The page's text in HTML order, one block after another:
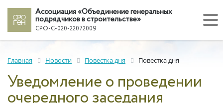
Ассоциация «Объединение генеральных
подрядчиков в строительстве»
СРО-С-020-22072009
Главная Новости Повестка дня Повестка дня
Уведомление о проведении
очередного заседания